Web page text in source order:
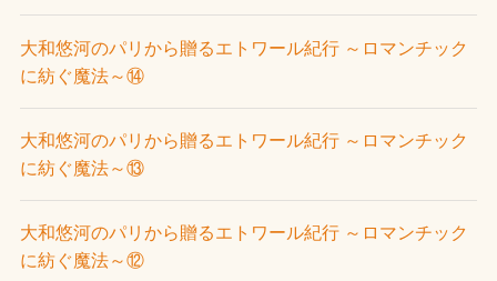
大和悠河のパリから贈るエトワール紀行 ～ロマンチック
に紡ぐ魔法～⑭
大和悠河のパリから贈るエトワール紀行 ～ロマンチック
に紡ぐ魔法～⑬
大和悠河のパリから贈るエトワール紀行 ～ロマンチック
に紡ぐ魔法～⑫